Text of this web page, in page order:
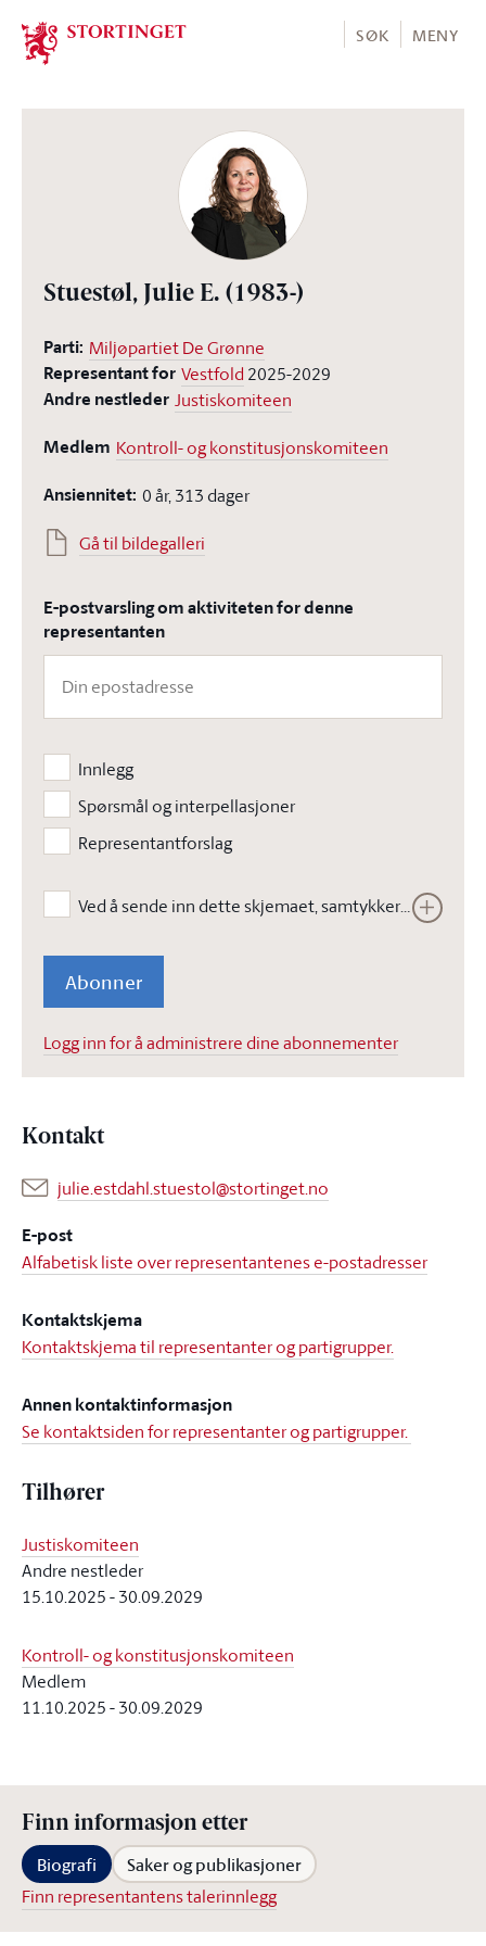
Stortinget.no
SØK MENY
Stuestøl, Julie E. (1983-)
Parti: Miljøpartiet De Grønne
Representant for Vestfold 2025-2029
Andre nestleder Justiskomiteen
Medlem Kontroll- og konstitusjonskomiteen
Ansiennitet: 0 år, 313 dager
Gå til bildegalleri
E-postvarsling om aktiviteten for denne
representanten
Innlegg
Spørsmål og interpellasjoner
Representantforslag
Ved å sende inn dette skjemaet, samtykker jeg i at Stortinget kan lagre opplysningene jeg har gitt i skjemaet. Opplysningene vil ikke bli brukt til annet enn å kunne gjennomføre den bestilte tjenesten. Les vår
Abonner
Logg inn for å administrere dine abonnementer
Kontakt
julie.estdahl.stuestol@stortinget.no
E-post
Alfabetisk liste over representantenes e-postadresser
Kontaktskjema
Kontaktskjema til representanter og partigrupper.
Annen kontaktinformasjon
Se kontaktsiden for representanter og partigrupper.
Tilhører
Justiskomiteen
Andre nestleder
15.10.2025-30.09.2029
Kontroll- og konstitusjonskomiteen
Medlem
11.10.2025-30.09.2029
Finn informasjon etter
Biografi Saker og publikasjoner
Finn representantens talerinnlegg